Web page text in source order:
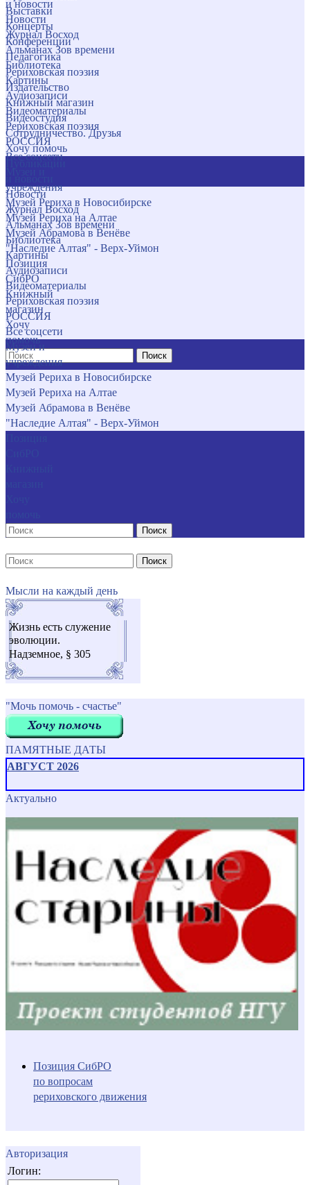
и новости
Новости
Журнал Восход
Альманах Зов времени
Библиотека
Картины
Аудиозаписи
Видеоматериалы
Рериховская поэзия
РОССИЯ
Все соцсети
учреждения
Музей Рериха в Новосибирске
Музей Рериха на Алтае
Музей Абрамова в Венёве
"Наследие Алтая" - Верх-Уймон
Позиция
СибРО
Книжный
магазин
Хочу
помочь
Поиск
Выставки
Концерты
Конференции
Педагогика
Рериховская поэзия
Издательство
Книжный магазин
Видеостудия
Сотрудничество. Друзья
Хочу помочь
Новости
Журнал Восход
Альманах Зов времени
Библиотека
Картины
Аудиозаписи
Видеоматериалы
Рериховская поэзия
РОССИЯ
Все соцсети
Музеи и
учреждения
Музей Рериха в Новосибирске
Музей Рериха на Алтае
Музей Абрамова в Венёве
"Наследие Алтая" - Верх-Уймон
Поиск
Поиск
Мысли на каждый день
Жизнь есть служение
эволюции.
Надземное, § 305
"Мочь помочь - счастье"
ПАМЯТНЫЕ ДАТЫ
АВГУСТ 2026
Актуально
Позиция СибРО
по вопросам
рериховского движения
Авторизация
Логин: